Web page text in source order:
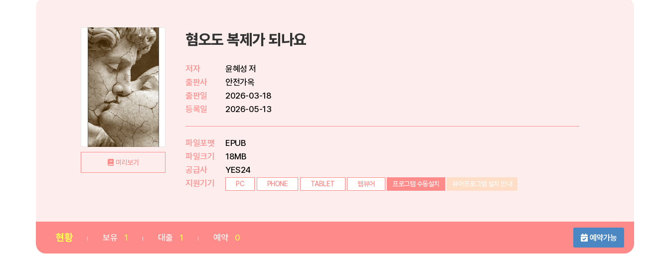
미리보기
혐오도 복제가 되나요
저자
윤혜성 저
출판사
안전가옥
출판일
2026-03-18
등록일
2026-05-13
파일포맷
EPUB
파일크기
18MB
공급사
YES24
지원기기
PC PHONE TABLET 웹뷰어 프로그램 수동설치 뷰어프로그램 설치 안내
현황 보유 1 대출 1 예약 0 예약가능